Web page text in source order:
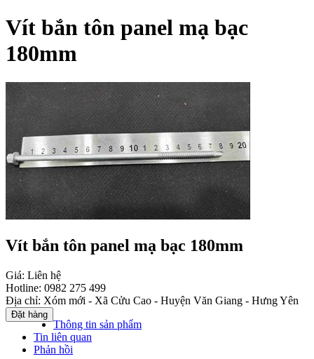
Vít bắn tôn panel mạ bạc
180mm
Vít bắn tôn panel mạ bạc 180mm
Giá: Liên hệ
Hotline: 0982 275 499
Địa chỉ: Xóm mới - Xã Cửu Cao - Huyện Văn Giang - Hưng Yên
Thông tin sản phẩm
Tin liên quan
Phản hồi